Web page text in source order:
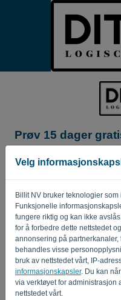
Velg
Billit NV bruker teknologier
Funksjonelle
fungere riktig og kan ikke
for å forbedre dette nettstedet
annonsering på partnerkanaler,
behandles visse
bruk av nettstedet vårt, IP-
informasjonskapsler. Du kan
via verktøyet for administrasjon
nettstedet vårt.
Prøv 15 dager
Firmanavn*
Bedrifts e-postadresse*
Passord
Land